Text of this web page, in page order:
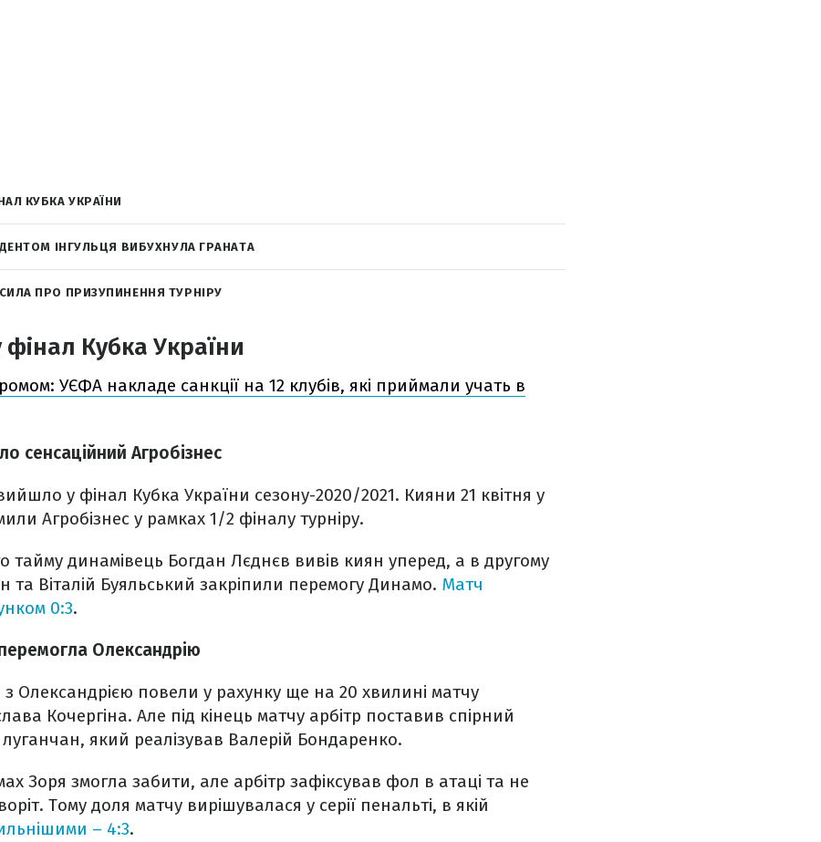
КУБКА УКРАЇНИ
ІНГУЛЬЦЯ ВИБУХНУЛА ГРАНАТА
ПРО ПРИЗУПИНЕННЯ ТУРНІРУ
Кубка України
УЄФА накладе санкції на 12 клубів, які приймали учать в
сенсаційний Агробізнес
у фінал Кубка України сезону-2020/2021. Кияни 21 квітня у
Агробізнес у рамках 1/2 фіналу турніру.
тайму динамівець Богдан Лєднєв вивів киян уперед, а в другому
та Віталій Буяльський закріпили перемогу Динамо. Матч
0:3.
Олександрію
з Олександрією повели у рахунку ще на 20 хвилині матчу
Кочергіна. Але під кінець матчу арбітр поставив спірний
який реалізував Валерій Бондаренко.
Зоря змогла забити, але арбітр зафіксував фол в атаці та не
Тому доля матчу вирішувалася у серії пенальті, в якій
– 4:3.